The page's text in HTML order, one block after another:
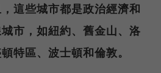
這些城市都是政治經濟和
市，如紐約、舊金山、洛
特區、波士頓和倫敦。